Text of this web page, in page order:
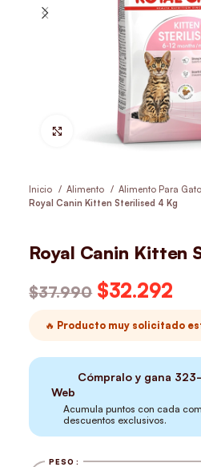
Hacer Zoom
Inicio Alimento Alimento Para
Royal Canin Kitten Sterilised 4 Kg
Royal Canin Kitten
$37.990 El precio
$32.292
🔥 Producto muy solicitado
Cómpralo y gana
Web
Acumula puntos con cada
descuentos exclusivos.
PESO